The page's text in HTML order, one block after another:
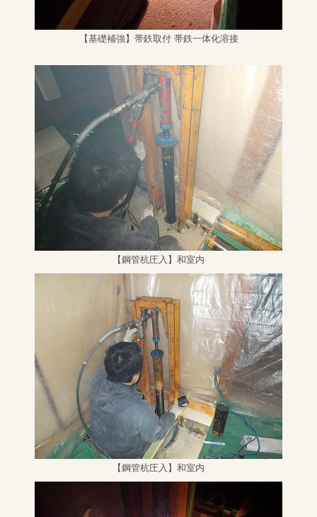
【基礎補強】帯鉄取付 帯鉄一体化溶接
【鋼管杭圧入】和室内
【鋼管杭圧入】和室内